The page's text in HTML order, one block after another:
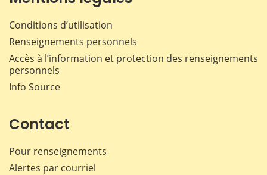
Conditions d’utilisation
Renseignements personnels
Accès à l’information et protection des renseignements
personnels
Info Source
Contact
Pour renseignements
Alertes par courriel